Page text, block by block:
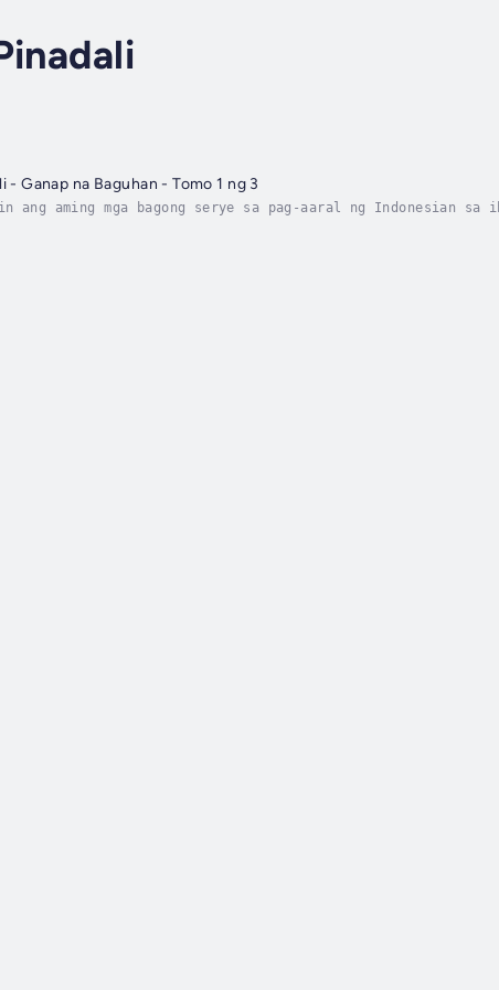
- Ganap na Baguhan - Tomo 1 ng 3
ang aming mga bagong serye sa pag-aaral ng Indonesian